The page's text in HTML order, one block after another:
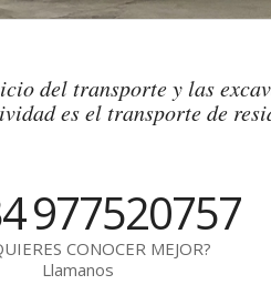
del transporte y las
es el transporte de
977520757
CONOCER MEJOR?
Llamanos